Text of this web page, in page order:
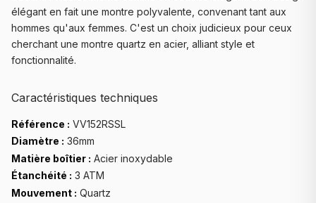
élégant en fait une montre polyvalente, convenant tant aux
hommes qu'aux femmes. C'est un choix judicieux pour ceux
cherchant une montre quartz en acier, alliant style et
fonctionnalité.
Caractéristiques techniques
Référence : VV152RSSL
Diamètre : 36mm
Matière boîtier : Acier inoxydable
Étanchéité : 3 ATM
Mouvement : Quartz